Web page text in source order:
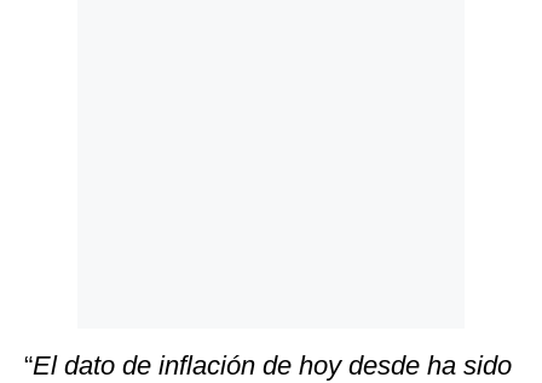
“El dato de inflación de hoy desde ha sido